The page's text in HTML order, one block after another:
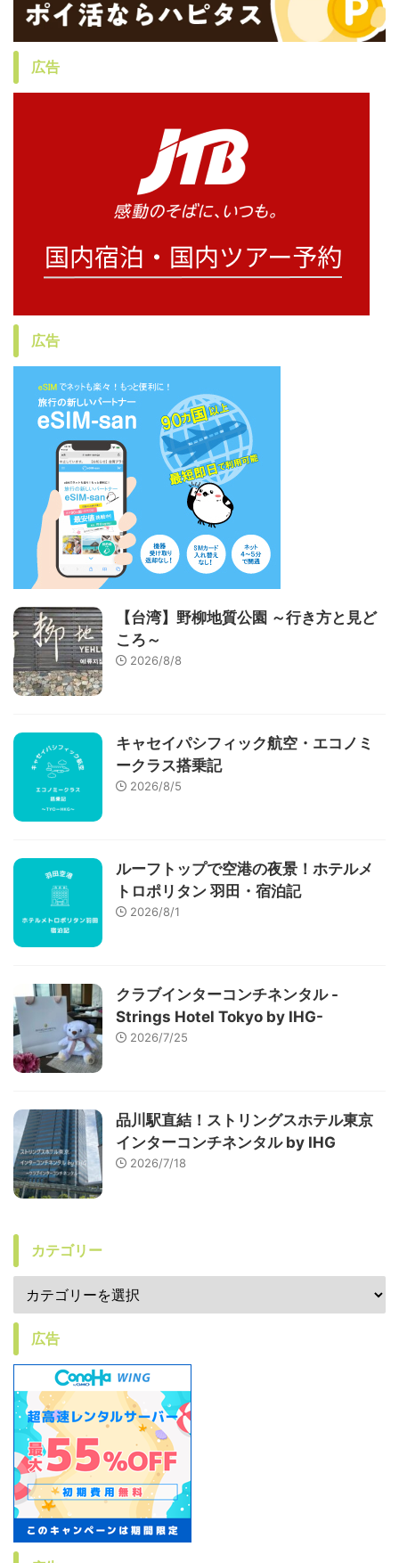
広告
広告
【台湾】野柳地質公園 ～行き方と見ど
ころ～
2026/8/8
キャセイパシフィック航空・エコノミ
ークラス搭乗記
2026/8/5
ルーフトップで空港の夜景！ホテルメ
トロポリタン 羽田・宿泊記
2026/8/1
クラブインターコンチネンタル -
Strings Hotel Tokyo by IHG-
2026/7/25
品川駅直結！ストリングスホテル東京
インターコンチネンタル by IHG
2026/7/18
カテゴリー
広告